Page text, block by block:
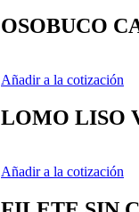
OSOBUCO
Añadir a la cotización
LOMO LISO
Añadir a la cotización